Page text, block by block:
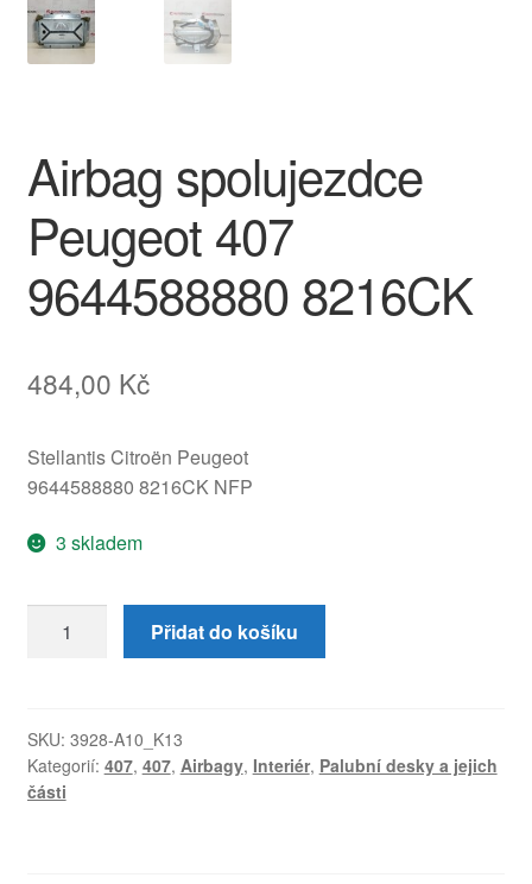
Ochrana osobních údajů
Reklamace
Reklamační řád
Airbag spolujezdce
Peugeot 407
9644588880 8216CK
484,00 Kč
Stellantis Citroën Peugeot
9644588880 8216CK NFP
3 skladem
spolujezdce
9644588880
8216CK
množství
Přidat do košíku
SKU: 3928-A10_K13
Kategorií: 407, 407, Airbagy, Interiér, Palubní desky a jejich
části